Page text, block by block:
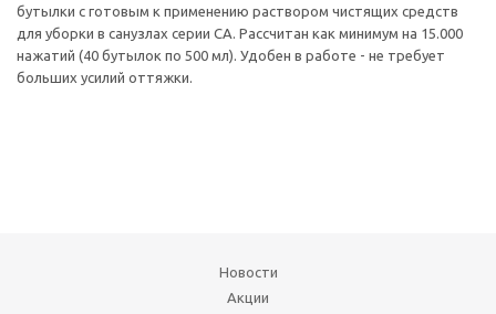
бутылки с готовым к применению раствором чистящих средств
для уборки в санузлах серии CA. Рассчитан как минимум на 15.000
нажатий (40 бутылок по 500 мл). Удобен в работе - не требует
больших усилий оттяжки.
Новости
Акции